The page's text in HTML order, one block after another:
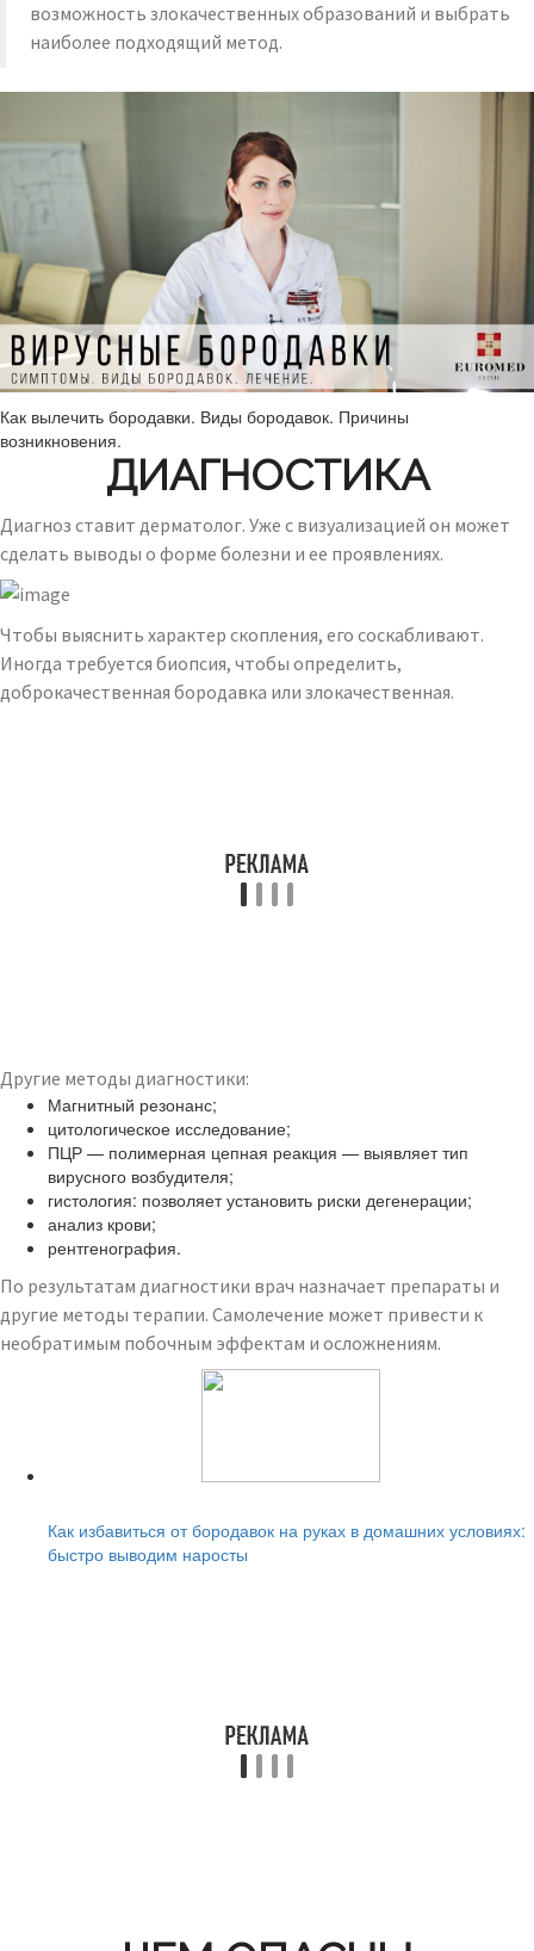
возможность злокачественных образований и выбрать
наиболее подходящий метод.
Как вылечить бородавки. Виды бородавок. Причины
возникновения.
ДИАГНОСТИКА
Диагноз ставит дерматолог. Уже с визуализацией он может
сделать выводы о форме болезни и ее проявлениях.
Чтобы выяснить характер скопления, его соскабливают.
Иногда требуется биопсия, чтобы определить,
доброкачественная бородавка или злокачественная.
Другие методы диагностики:
Магнитный резонанс;
цитологическое исследование;
ПЦР — полимерная цепная реакция — выявляет тип
вирусного возбудителя;
гистология: позволяет установить риски дегенерации;
анализ крови;
рентгенография.
По результатам диагностики врач назначает препараты и
другие методы терапии. Самолечение может привести к
необратимым побочным эффектам и осложнениям.
Как избавиться от бородавок на руках в домашних условиях:
быстро выводим наросты